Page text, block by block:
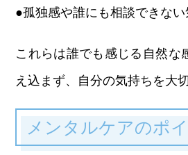
●孤独感や誰にも相談できない
これらは誰でも感じる自然な
え込まず、自分の気持ちを大
メンタルケアのポ